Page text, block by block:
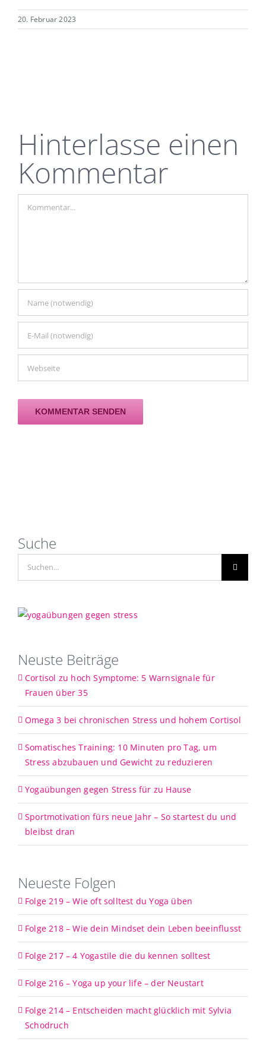
20. Februar 2023
Hinterlasse einen
Kommentar
Suche
Neuste Beiträge
Cortisol zu hoch Symptome: 5 Warnsignale für
Frauen über 35
Omega 3 bei chronischen Stress und hohem Cortisol
Somatisches Training: 10 Minuten pro Tag, um
Stress abzubauen und Gewicht zu reduzieren
Yogaübungen gegen Stress für zu Hause
Sportmotivation fürs neue Jahr – So startest du und
bleibst dran
Neueste Folgen
Folge 219 – Wie oft solltest du Yoga üben
Folge 218 – Wie dein Mindset dein Leben beeinflusst
Folge 217 – 4 Yogastile die du kennen solltest
Folge 216 – Yoga up your life – der Neustart
Folge 214 – Entscheiden macht glücklich mit Sylvia
Schodruch